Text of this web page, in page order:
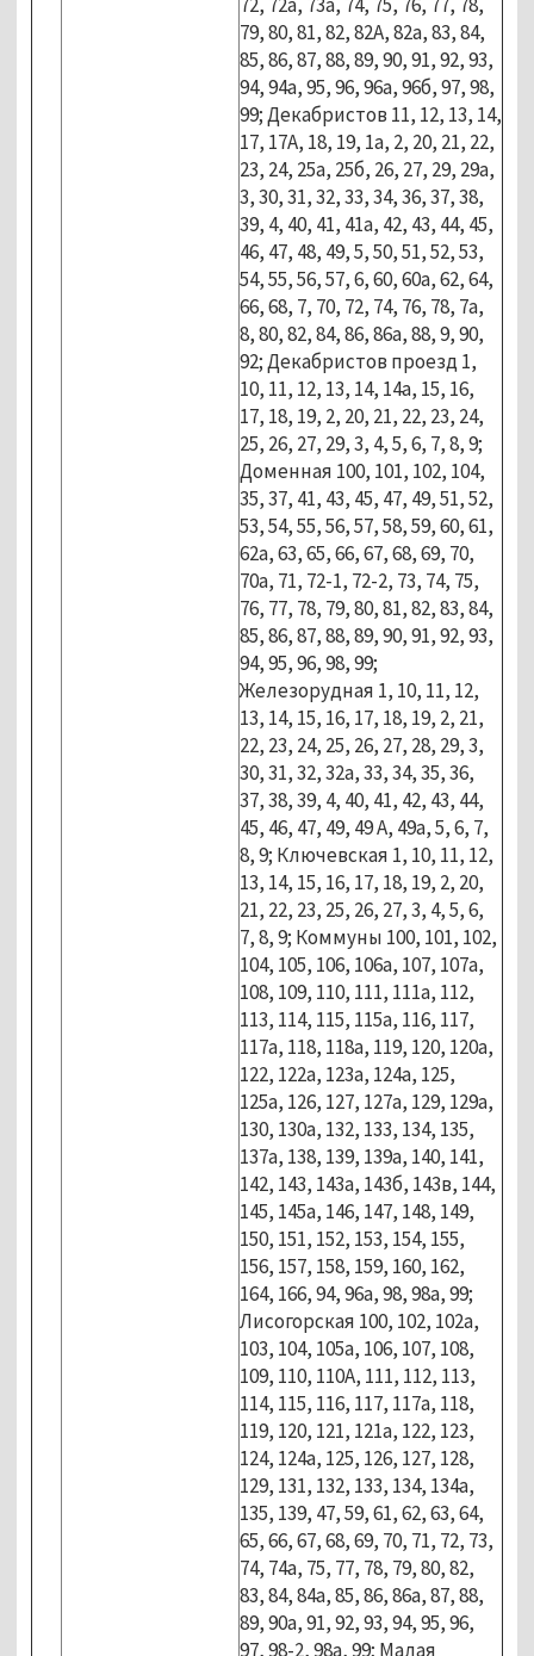
79, 80, 81, 82, 82А, 82а, 83, 84,
85, 86, 87, 88, 89, 90, 91, 92, 93,
94, 94а, 95, 96, 96а, 96б, 97, 98,
99; Декабристов 11, 12, 13, 14,
17, 17А, 18, 19, 1а, 2, 20, 21, 22,
23, 24, 25а, 25б, 26, 27, 29, 29а,
3, 30, 31, 32, 33, 34, 36, 37, 38,
39, 4, 40, 41, 41а, 42, 43, 44, 45,
46, 47, 48, 49, 5, 50, 51, 52, 53,
54, 55, 56, 57, 6, 60, 60а, 62, 64,
66, 68, 7, 70, 72, 74, 76, 78, 7а,
8, 80, 82, 84, 86, 86а, 88, 9, 90,
92; Декабристов проезд 1,
10, 11, 12, 13, 14, 14а, 15, 16,
17, 18, 19, 2, 20, 21, 22, 23, 24,
25, 26, 27, 29, 3, 4, 5, 6, 7, 8, 9;
Доменная 100, 101, 102, 104,
35, 37, 41, 43, 45, 47, 49, 51, 52,
53, 54, 55, 56, 57, 58, 59, 60, 61,
62а, 63, 65, 66, 67, 68, 69, 70,
70а, 71, 72-1, 72-2, 73, 74, 75,
76, 77, 78, 79, 80, 81, 82, 83, 84,
85, 86, 87, 88, 89, 90, 91, 92, 93,
94, 95, 96, 98, 99;
Железорудная 1, 10, 11, 12,
13, 14, 15, 16, 17, 18, 19, 2, 21,
22, 23, 24, 25, 26, 27, 28, 29, 3,
30, 31, 32, 32а, 33, 34, 35, 36,
37, 38, 39, 4, 40, 41, 42, 43, 44,
45, 46, 47, 49, 49 А, 49а, 5, 6, 7,
8, 9; Ключевская 1, 10, 11, 12,
13, 14, 15, 16, 17, 18, 19, 2, 20,
21, 22, 23, 25, 26, 27, 3, 4, 5, 6,
7, 8, 9; Коммуны 100, 101, 102,
104, 105, 106, 106а, 107, 107а,
108, 109, 110, 111, 111а, 112,
113, 114, 115, 115а, 116, 117,
117а, 118, 118а, 119, 120, 120а,
122, 122а, 123а, 124а, 125,
125а, 126, 127, 127а, 129, 129а,
130, 130а, 132, 133, 134, 135,
137а, 138, 139, 139а, 140, 141,
142, 143, 143а, 143б, 143в, 144,
145, 145а, 146, 147, 148, 149,
150, 151, 152, 153, 154, 155,
156, 157, 158, 159, 160, 162,
164, 166, 94, 96а, 98, 98а, 99;
Лисогорская 100, 102, 102а,
103, 104, 105а, 106, 107, 108,
109, 110, 110А, 111, 112, 113,
114, 115, 116, 117, 117а, 118,
119, 120, 121, 121а, 122, 123,
124, 124а, 125, 126, 127, 128,
129, 131, 132, 133, 134, 134а,
135, 139, 47, 59, 61, 62, 63, 64,
65, 66, 67, 68, 69, 70, 71, 72, 73,
74, 74а, 75, 77, 78, 79, 80, 82,
83, 84, 84а, 85, 86, 86а, 87, 88,
89, 90а, 91, 92, 93, 94, 95, 96,
97, 98-2, 98а, 99; Малая